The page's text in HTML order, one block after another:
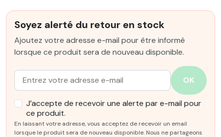
Soyez alerté du retour en stock
Ajoutez votre adresse e-mail pour être informé
lorsque ce produit sera de nouveau disponible.
Email :
OK
J’accepte de recevoir une alerte par e-mail pour
ce produit.
En laissant votre adresse, vous acceptez de recevoir un email
lorsque le produit sera de nouveau disponible. Nous ne partageons